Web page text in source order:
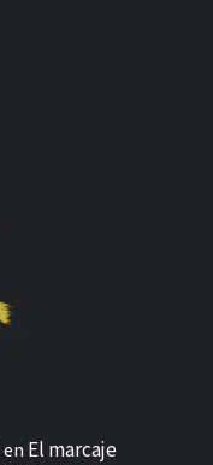
en El marcaje